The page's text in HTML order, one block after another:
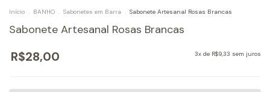
Início . BANHO . Sabonetes em Barra . Sabonete Artesanal Rosas Brancas
Sabonete Artesanal Rosas Brancas
R$28,00 3x de R$9,33 sem juros